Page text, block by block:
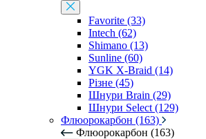
Favorite (33)
Intech (62)
Shimano (13)
Sunline (60)
YGK X-Braid (14)
Різне (45)
Шнури Brain (29)
Шнури Select (129)
Флюорокарбон (163)
Флюорокарбон (163)